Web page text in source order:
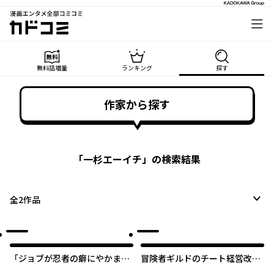
漫画エンタメ全部コミコミ
カドコミ
無料話増量 ランキング 探す
作家から探す
「一杉エーイチ」の検索結果
全2作品
「ジョブが忍者の癖にやかまし
冒険者ギルドのチート経営改革